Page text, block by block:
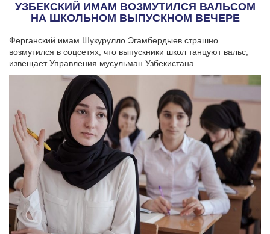
УЗБЕКСКИЙ ИМАМ ВОЗМУТИЛСЯ ВАЛЬСОМ
НА ШКОЛЬНОМ ВЫПУСКНОМ ВЕЧЕРЕ
Ферганский имам Шукурулло Эгамбердыев страшно
возмутился в соцсетях, что выпускники школ танцуют вальс,
извещает Управления мусульман Узбекистана.